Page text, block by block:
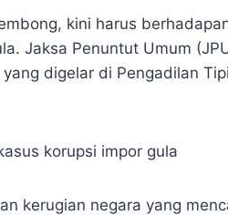
kini harus
Jaksa Penuntut Umum
digelar di Pengadilan
kerugian negara yang